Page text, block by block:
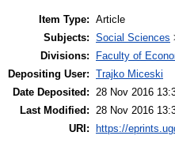
Item Type: Article
Subjects: Social Sciences
Divisions:
Faculty of
Depositing User: Trajko Miceski
Date Deposited: 28 Nov 2016
Last Modified: 28 Nov 2016
URI:
https://